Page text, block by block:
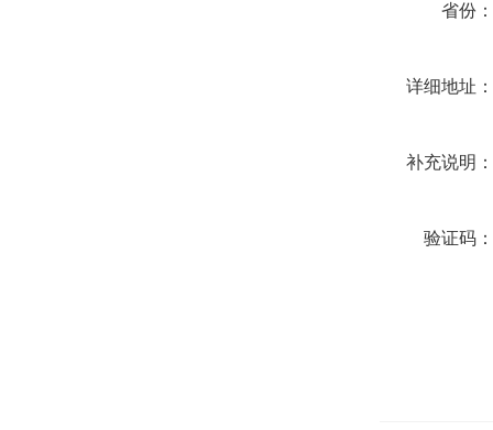
省份
详细地址
补充说明
验证码